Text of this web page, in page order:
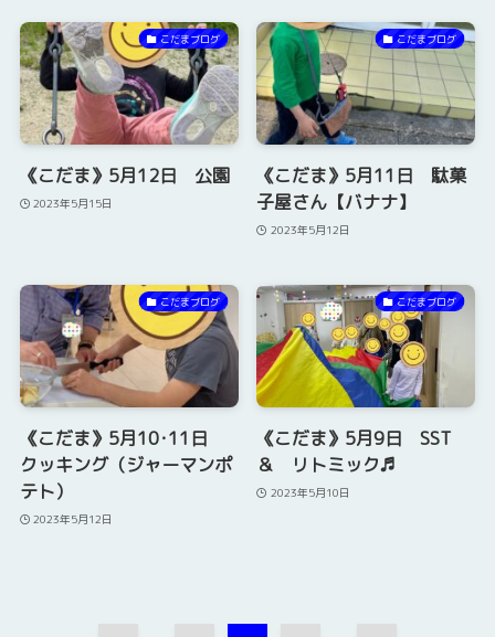
こだまブログ
《こだま》5月12日 公園
2023年5月15日
こだまブログ
《こだま》5月11日 駄菓
子屋さん【バナナ】
2023年5月12日
こだまブログ
《こだま》5月10･11日
クッキング（ジャーマンポ
テト）
2023年5月12日
こだまブログ
《こだま》5月9日 SST
＆ リトミック♬
2023年5月10日